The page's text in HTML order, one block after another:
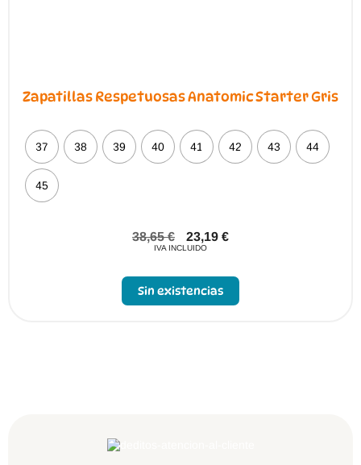
Zapatillas Respetuosas Anatomic Starter Gris
37 38 39 40 41 42 43 44
45
38,65€ 23,19 €
IVA INCLUIDO
Sin existencias